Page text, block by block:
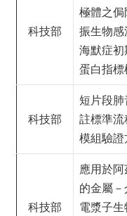
科技部
極體之侷
振生物感
海默症初
蛋白指標
科技部
短片段肺
註標準流
模組驗證
科技部
應用於
的金屬
電漿子